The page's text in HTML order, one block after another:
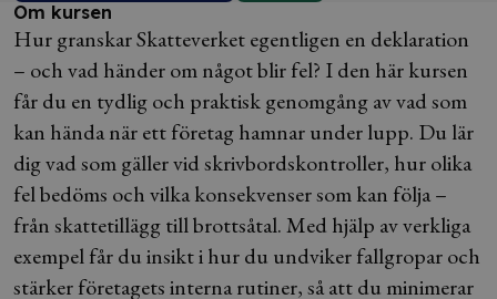
Om kursen
Hur granskar Skatteverket egentligen en deklaration
– och vad händer om något blir fel? I den här kursen
får du en tydlig och praktisk genomgång av vad som
kan hända när ett företag hamnar under lupp. Du lär
dig vad som gäller vid skrivbordskontroller, hur olika
fel bedöms och vilka konsekvenser som kan följa –
från skattetillägg till brottsåtal. Med hjälp av verkliga
exempel får du insikt i hur du undviker fallgropar och
stärker företagets interna rutiner, så att du minimerar